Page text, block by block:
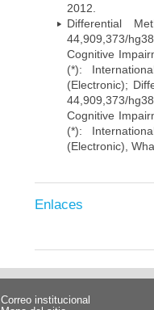
2012.
Differential
44,909,373/
Cognitive
(*):
(Electronic);
44,909,373/
Cognitive
(*):
(Electronic),
Enlaces
Correo institucional